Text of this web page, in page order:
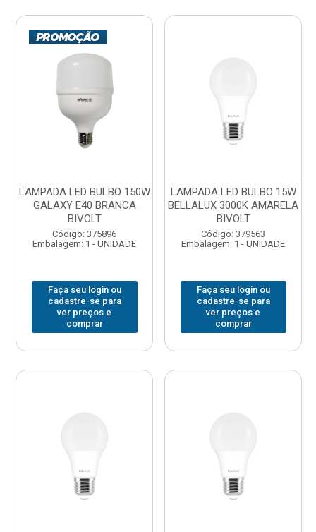
LAMPADA LED BULBO 150W
GALAXY E40 BRANCA
BIVOLT
Código: 375896
Embalagem: 1 - UNIDADE
Faça seu login ou
cadastre-se para
ver preços e
comprar
LAMPADA LED BULBO 15W
BELLALUX 3000K AMARELA
BIVOLT
Código: 379563
Embalagem: 1 - UNIDADE
Faça seu login ou
cadastre-se para
ver preços e
comprar